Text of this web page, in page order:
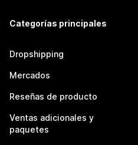
Categorías principales
Dropshipping
Mercados
Reseñas de producto
Ventas adicionales y
paquetes